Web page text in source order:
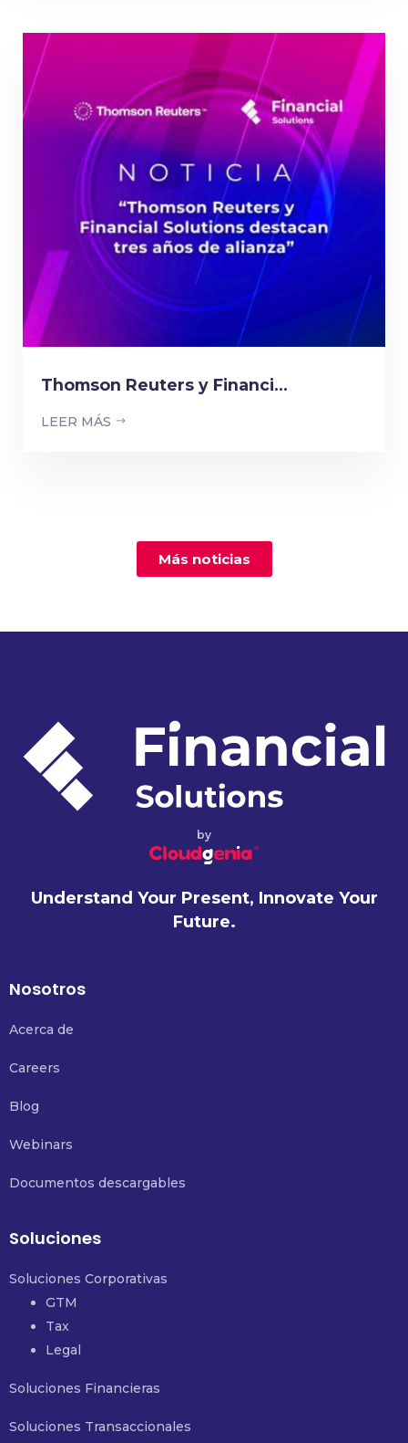
Thomson Reuters y Financi...
LEER MÁS
Más noticias
by
Understand Your Present, Innovate Your
Future.
Nosotros
Acerca de
Careers
Blog
Webinars
Documentos descargables
Soluciones
Soluciones Corporativas
GTM
Tax
Legal
Soluciones Financieras
Soluciones Transaccionales